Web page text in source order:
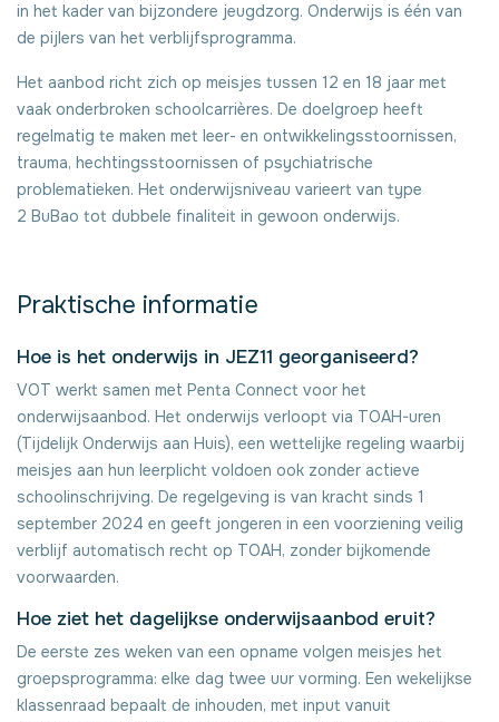
in het kader van bijzondere jeugdzorg. Onderwijs is één van
de pijlers van het verblijfsprogramma.
Het aanbod richt zich op meisjes tussen 12 en 18 jaar met
vaak onderbroken schoolcarrières. De doelgroep heeft
regelmatig te maken met leer- en ontwikkelingsstoornissen,
trauma, hechtingsstoornissen of psychiatrische
problematieken. Het onderwijsniveau varieert van type
2 BuBao tot dubbele finaliteit in gewoon onderwijs.
Praktische informatie
Hoe is het onderwijs in JEZ11 georganiseerd?
VOT werkt samen met Penta Connect voor het
onderwijsaanbod. Het onderwijs verloopt via TOAH-uren
(Tijdelijk Onderwijs aan Huis), een wettelijke regeling waarbij
meisjes aan hun leerplicht voldoen ook zonder actieve
schoolinschrijving. De regelgeving is van kracht sinds 1
september 2024 en geeft jongeren in een voorziening veilig
verblijf automatisch recht op TOAH, zonder bijkomende
voorwaarden.
Hoe ziet het dagelijkse onderwijsaanbod eruit?
De eerste zes weken van een opname volgen meisjes het
groepsprogramma: elke dag twee uur vorming. Een wekelijkse
klassenraad bepaalt de inhouden, met input vanuit